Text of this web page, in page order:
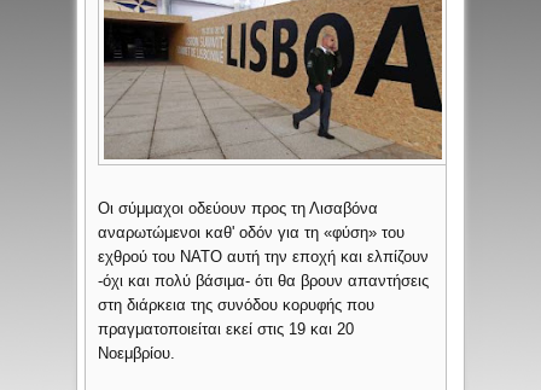
Οι σύμμαχοι οδεύουν προς τη Λισαβόνα
αναρωτώμενοι καθ' οδόν για τη «φύση» του
εχθρού του ΝΑΤΟ αυτή την εποχή και ελπίζουν
-όχι και πολύ βάσιμα- ότι θα βρουν απαντήσεις
στη διάρκεια της συνόδου κορυφής που
πραγματοποιείται εκεί στις 19 και 20
Νοεμβρίου.